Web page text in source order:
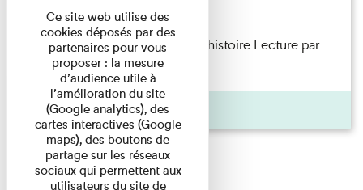
Lecture
Philippe Artières — Le dos de l’histoire Lecture par
l’auteur accompagné de ...
Pages
Ce site web utilise des
cookies déposés par des
partenaires pour vous
proposer : la mesure
d’audience utile à
l’amélioration du site
(Google analytics), des
cartes interactives (Google
maps), des boutons de
partage sur les réseaux
sociaux qui permettent aux
utilisateurs du site de